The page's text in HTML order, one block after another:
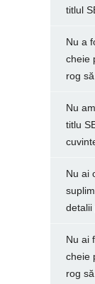
titlul
Nu a
cheie
rog
Nu
titlu
Nu ai
detalii
Nu ai
cheie
rog